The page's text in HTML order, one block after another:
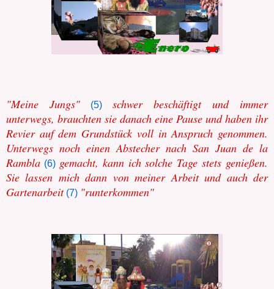
"Meine Jungs" (5) schwer beschäftigt und immer
unterwegs, brauchten sie danach eine Pause und haben ihr
Revier auf dem Grundstück voll in Anspruch genommen.
Unterwegs noch einen Abstecher nach San Juan de la
Rambla (6) gemacht, kann ich solche Tage stets genießen.
Sie lassen mich dann von meiner Arbeit und auch der
Gartenarbeit (7) "runterkommen"